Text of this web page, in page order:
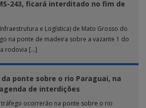
243, ficará interditado no fim de
e Logística) de Mato Grosso do
na ponte de madeira sobre a vazante 1 do
rodovia […]
ponte sobre o rio Paraguai, na
de interdições
ocorrerão na ponte sobre o rio